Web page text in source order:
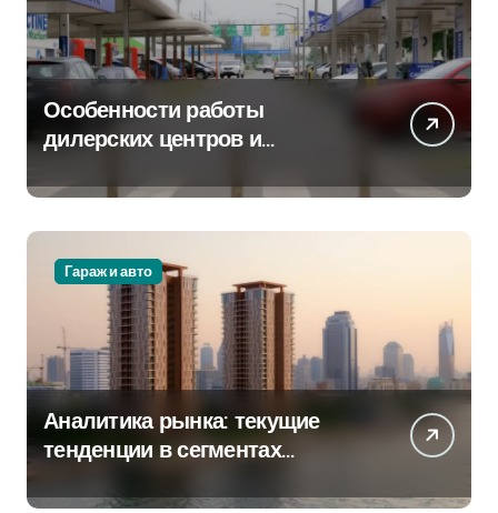
Особенности работы
дилерских центров и
крупных проспектах
Гараж и авто
Аналитика рынка: текущие
тенденции в сегментах